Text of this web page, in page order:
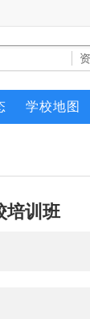
学校地图
培训班